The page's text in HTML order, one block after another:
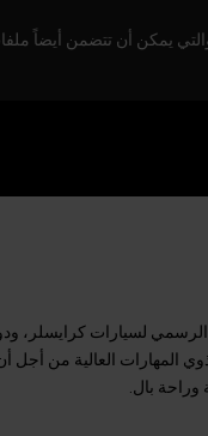
يمكن أن تتضمن أيضاً
لسيارات كرايسلر،
العالية من أجل
وراحة بال.